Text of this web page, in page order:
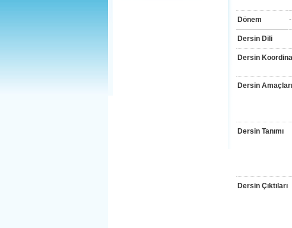
Dönem -
Dersin Dili
Dersin
Dersin Amaçları
Dersin Tanımı
Dersin Çıktıları